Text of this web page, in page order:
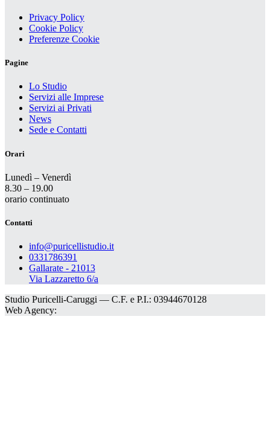
Privacy Policy
Cookie Policy
Preferenze Cookie
Pagine
Lo Studio
Servizi alle Imprese
Servizi ai Privati
News
Sede e Contatti
Orari
Lunedì – Venerdì
8.30 – 19.00
orario continuato
Contatti
info@puricellistudio.it
0331786391
Gallarate - 21013
Via Lazzaretto 6/a
Studio Puricelli-Caruggi — C.F. e P.I.: 03944670128
Web Agency: